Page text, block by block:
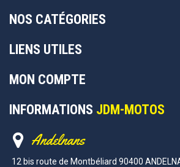
NOS CATÉGORIES
LIENS UTILES
MON COMPTE
INFORMATIONS JDM-MOTOS
Andelnans
12 bis route de Montbéliard 90400